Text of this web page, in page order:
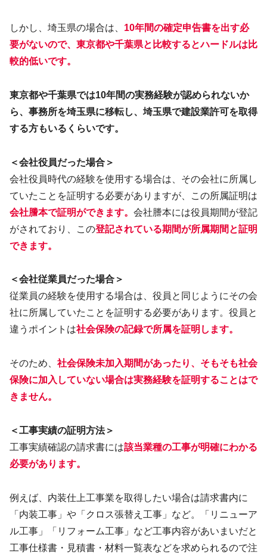
しかし、埼玉県の場合は、 10年間の確定申告書を出す必
要がないので、東京都や千葉県と比較するとハードルは比
較的低いです。
東京都や千葉県では10年間の実務経験が認められないか
ら、事務所を埼玉県に移転し、埼玉県で建設業許可を取得
する方もいるくらいです。
＜会社役員だった場合＞
会社役員時代の経験を使用する場合は、その会社に所属し
ていたことを証明する必要がありますが、この所属証明は
会社謄本で証明ができます。 会社謄本には役員期間が登記
がされており、この登記されている期間が所属期間と証明
できます。
＜会社従業員だった場合＞
従業員の経験を使用する場合は、役員と同じようにその会
社に所属していたことを証明する必要があります。役員と
違うポイントは社会保険の記録で所属を証明します。
そのため、 社会保険未加入期間があったり、そもそも社会
保険に加入していない場合は実務経験を証明することはで
きません。
＜工事実績の証明方法＞
工事実績確認の請求書には該当業種の工事が明確にわかる
必要があります。
例えば、内装仕上工事業を取得したい場合は請求書内に
「内装工事」や「クロス張替え工事」など。「リニューア
ル工事」「リフォーム工事」など工事内容があいまいだと
工事仕様書・見積書・材料一覧表などを求められるので注